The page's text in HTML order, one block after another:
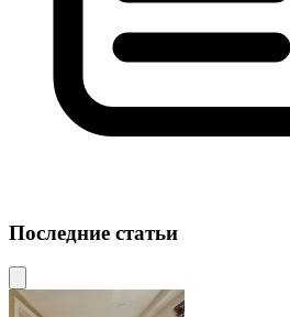
Последние статьи